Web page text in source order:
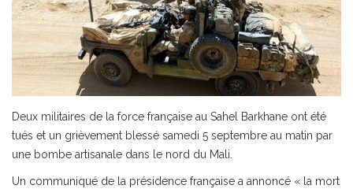
Deux militaires de la force française au Sahel Barkhane ont été
tués et un grièvement blessé samedi 5 septembre au matin par
une bombe artisanale dans le nord du Mali.
Un communiqué de la présidence française a annoncé « la mort